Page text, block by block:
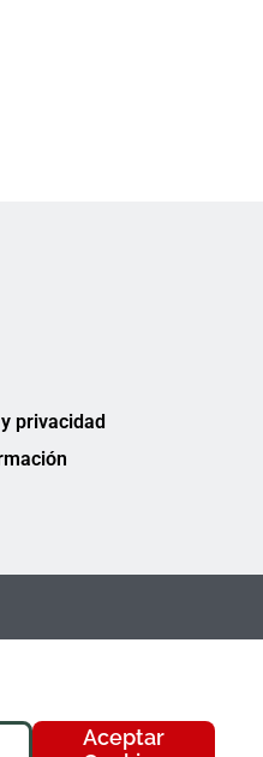
Aceptar
privacidad